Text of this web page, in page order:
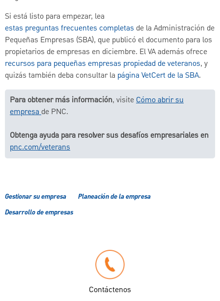
Si está listo para empezar, lea
estas preguntas frecuentes completas de la Administración de
Pequeñas Empresas (SBA), que publicó el documento para los
propietarios de empresas en diciembre. El VA además ofrece
recursos para pequeñas empresas propiedad de veteranos, y
quizás también deba consultar la página VetCert de la SBA.
Para obtener más información, visiteCómo abrir su
empresade PNC.
Obtenga ayuda para resolver sus desafíos empresariales en
pnc.com/veterans
Gestionar su empresa
Planeación de la empresa
Desarrollo de empresas
Contáctenos